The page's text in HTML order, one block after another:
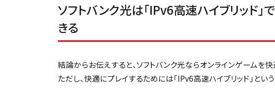
ソフトバンク光は「IPv6高速ハイブリッド
きる
結論からお伝えすると、ソフトバンク光ならオンラインゲームを快
ただし、快適にプレイするためには「IPv6高速ハイブリッド」と